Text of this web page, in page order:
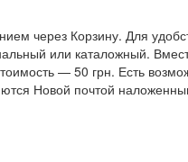
через Корзину. Для
или каталожный.
— 50 грн. Есть
Новой почтой